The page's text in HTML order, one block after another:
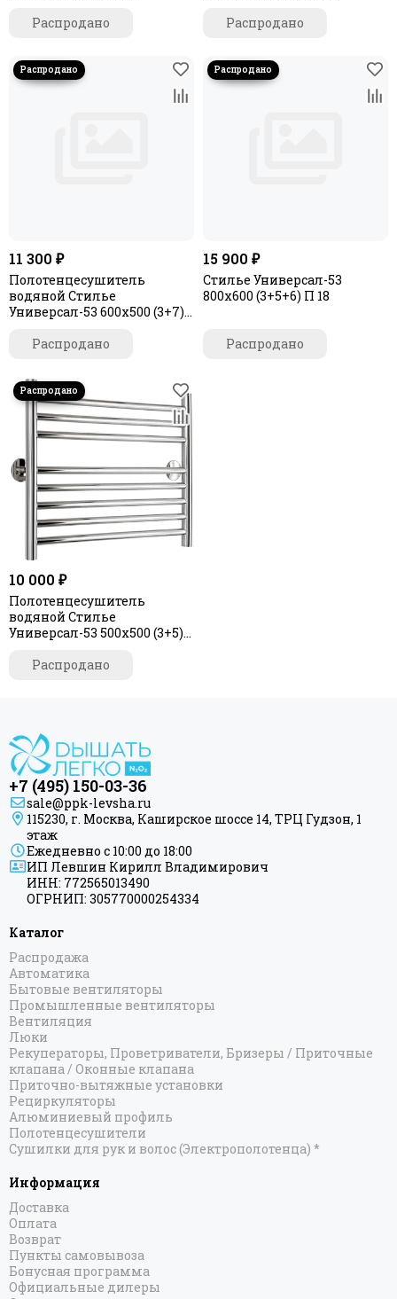
Распродано
Распродано
11 300 ₽
Полотенцесушитель
водяной Стилье
Универсал-53 600х500 (3+7)
Распродано
15 900 ₽
Стилье Универсал-53
800х600 (3+5+6) П 18
Распродано
10 000 ₽
Полотенцесушитель
водяной Стилье
Универсал-53 500х500 (3+5)
Распродано
+7 (495) 150-03-36
sale@ppk-levsha.ru
115230, г. Москва, Каширское шоссе 14, ТРЦ Гудзон, 1
этаж
Ежедневно с 10:00 до 18:00
ИП Левшин Кирилл Владимирович
ИНН: 772565013490
ОГРНИП: 305770000254334
Каталог
Распродажа
Автоматика
Бытовые вентиляторы
Промышленные вентиляторы
Вентиляция
Люки
Рекуператоры, Проветриватели, Бризеры / Приточные
клапана / Оконные клапана
Приточно-вытяжные установки
Рециркуляторы
Алюминиевый профиль
Полотенцесушители
Сушилки для рук и волос (Электрополотенца) *
Информация
Доставка
Оплата
Возврат
Пункты самовывоза
Бонусная программа
Официальные дилеры